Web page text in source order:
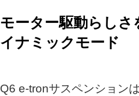
モーター駆動らし
イナミックモード
Q6 e-tronサスペンション